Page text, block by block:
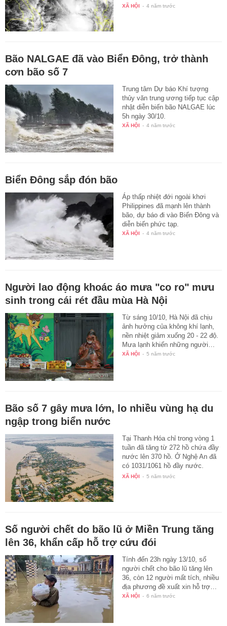
lạnh…
XÃ HỘI - 4 năm trước
Bão NALGAE đã vào Biển Đông, trở thành
cơn bão số 7
Trung tâm Dự báo Khí tượng
thủy văn trung ương tiếp tục cập
nhật diễn biến bão NALGAE lúc
5h ngày 30/10.
XÃ HỘI - 4 năm trước
Biển Đông sắp đón bão
Áp thấp nhiệt đới ngoài khơi
Philippines đã mạnh lên thành
bão, dự báo đi vào Biển Đông và
diễn biến phức tạp.
XÃ HỘI - 4 năm trước
Người lao động khoác áo mưa "co ro" mưu
sinh trong cái rét đầu mùa Hà Nội
Từ sáng 10/10, Hà Nội đã chịu
ảnh hưởng của không khí lạnh,
nền nhiệt giảm xuống 20 - 22 độ.
Mưa lạnh khiến những người…
XÃ HỘI - 5 năm trước
Bão số 7 gây mưa lớn, lo nhiều vùng hạ du
ngập trong biển nước
Tại Thanh Hóa chỉ trong vòng 1
tuần đã tăng từ 272 hồ chứa đầy
nước lên 370 hồ. Ở Nghệ An đã
có 1031/1061 hồ đầy nước.
Các…
XÃ HỘI - 5 năm trước
Số người chết do bão lũ ở Miền Trung tăng
lên 36, khẩn cấp hỗ trợ cứu đói
Tính đến 23h ngày 13/10, số
người chết cho bão lũ tăng lên
36, còn 12 người mất tích, nhiều
địa phương đề xuất xin hỗ trợ…
XÃ HỘI - 6 năm trước